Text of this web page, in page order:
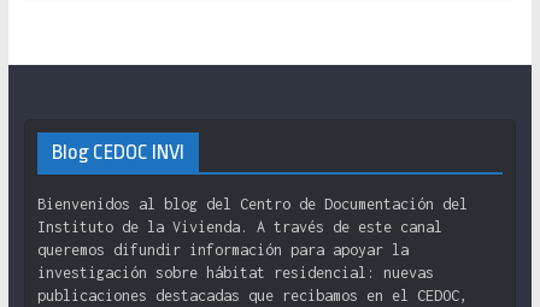
Blog CEDOC INVI
Bienvenidos al blog del Centro de Documentación del
Instituto de la Vivienda. A través de este canal
queremos difundir información para apoyar la
investigación sobre hábitat residencial: nuevas
publicaciones destacadas que recibamos en el CEDOC,